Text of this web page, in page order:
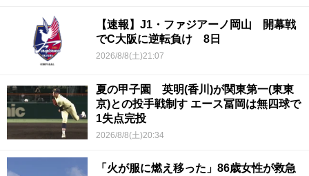
【速報】J1・ファジアーノ岡山 開幕戦
でC大阪に逆転負け 8日
2026/8/8(土)21:07
夏の甲子園 英明(香川)が関東第一(東東
京)との投手戦制す エース冨岡は無四球で
1失点完投
2026/8/8(土)20:34
「火が服に燃え移った」86歳女性が救急